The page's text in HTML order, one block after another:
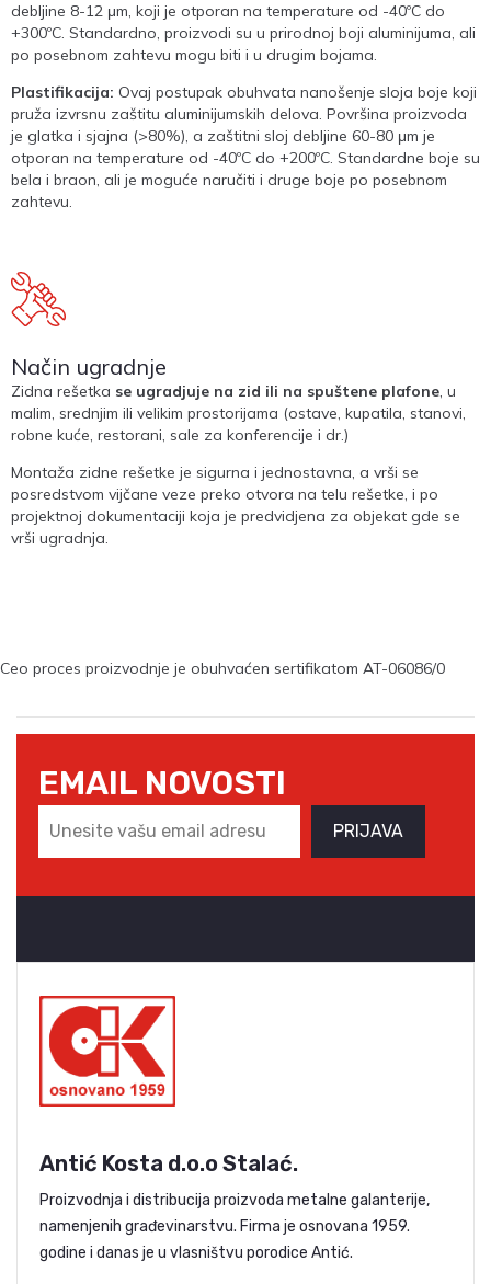
debljine 8-12 μm, koji je otporan na temperature od -40ºC do
+300ºC. Standardno, proizvodi su u prirodnoj boji aluminijuma, ali
po posebnom zahtevu mogu biti i u drugim bojama.
Plastifikacija: Ovaj postupak obuhvata nanošenje sloja boje koji
pruža izvrsnu zaštitu aluminijumskih delova. Površina proizvoda
je glatka i sjajna (>80%), a zaštitni sloj debljine 60-80 μm je
otporan na temperature od -40ºC do +200ºC. Standardne boje su
bela i braon, ali je moguće naručiti i druge boje po posebnom
zahtevu.
Način ugradnje
Zidna rešetka se ugradjuje na zid ili na spuštene plafone, u
malim, srednjim ili velikim prostorijama (ostave, kupatila, stanovi,
robne kuće, restorani, sale za konferencije i dr.)
Montaža zidne rešetke je sigurna i jednostavna, a vrši se
posredstvom vijčane veze preko otvora na telu rešetke, i po
projektnoj dokumentaciji koja je predvidjena za objekat gde se
vrši ugradnja.
Ceo proces proizvodnje je obuhvaćen sertifikatom AT-06086/0
EMAIL NOVOSTI
PRIJAVA
Antić Kosta d.o.o Stalać.
Proizvodnja i distribucija proizvoda metalne galanterije,
namenjenih građevinarstvu. Firma je osnovana 1959.
godine i danas je u vlasništvu porodice Antić.